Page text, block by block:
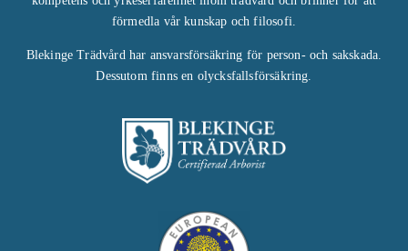
förmedla vår kunskap och filosofi.
Blekinge Trädvård har ansvarsförsäkring för person- och sakskada.
Dessutom finns en olycksfallsförsäkring.